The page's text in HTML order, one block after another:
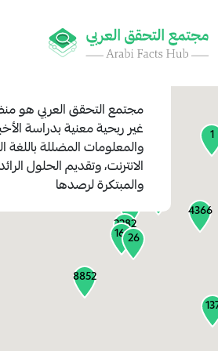
8852
127
45
2282
4366
26
1
161
مجتمع التحقق العربيهو
غير ربحية معنية بدراسة
والمعلومات المضللة باللغة
الانترنت، وتقديم الحلول
والمبتكرة لرصدها